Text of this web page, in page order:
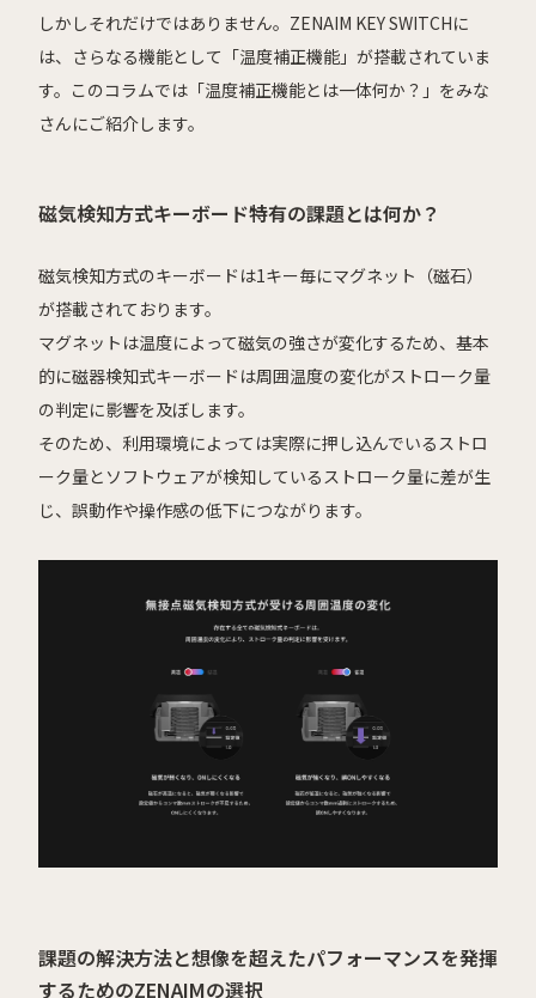
しかしそれだけではありません。ZENAIM KEY SWITCHに
は、さらなる機能として「温度補正機能」が搭載されていま
す。このコラムでは「温度補正機能とは一体何か？」をみな
さんにご紹介します。
磁気検知方式キーボード特有の課題とは何か？
磁気検知方式のキーボードは1キー毎にマグネット（磁石）
が搭載されております。
マグネットは温度によって磁気の強さが変化するため、基本
的に磁器検知式キーボードは周囲温度の変化がストローク量
の判定に影響を及ぼします。
そのため、利用環境によっては実際に押し込んでいるストロ
ーク量とソフトウェアが検知しているストローク量に差が生
じ、誤動作や操作感の低下につながります。
課題の解決方法と想像を超えたパフォーマンスを発揮
するためのZENAIMの選択